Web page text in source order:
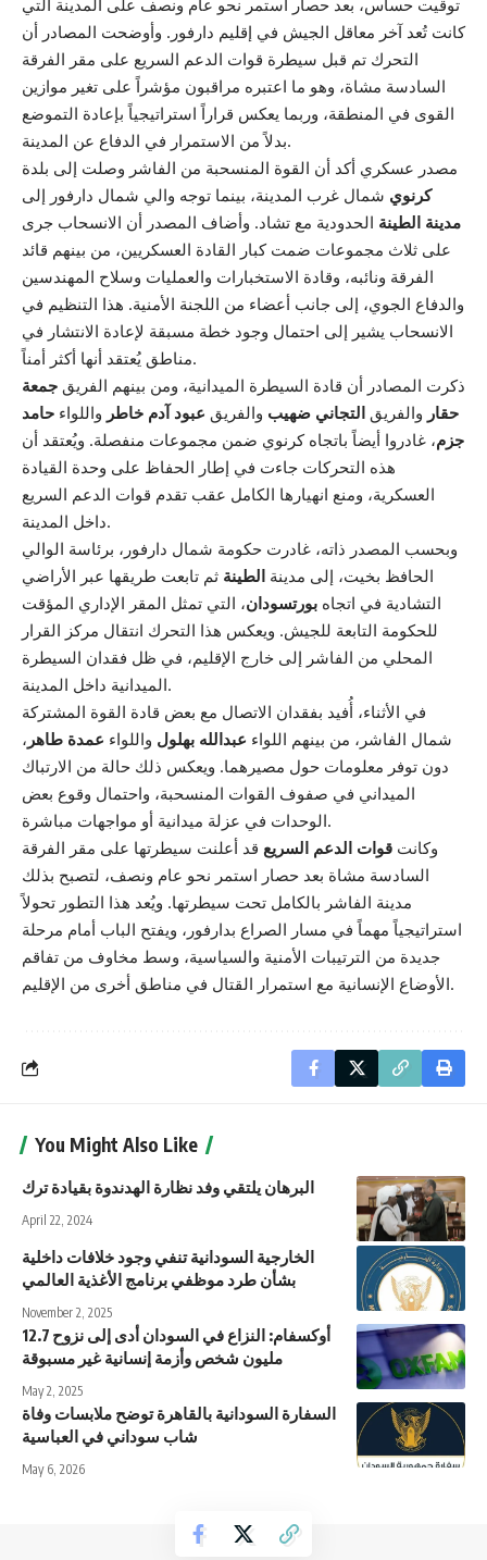
توقيت حساس، بعد حصار استمر نحو عام ونصف على المدينة التي
كانت تُعد آخر معاقل الجيش في إقليم دارفور. وأوضحت المصادر أن
التحرك تم قبل سيطرة قوات الدعم السريع على مقر الفرقة
السادسة مشاة، وهو ما اعتبره مراقبون مؤشراً على تغير موازين
القوى في المنطقة، وربما يعكس قراراً استراتيجياً بإعادة التموضع
بدلاً من الاستمرار في الدفاع عن المدينة.
مصدر عسكري أكد أن القوة المنسحبة من الفاشر وصلت إلى بلدة
كرنوي شمال غرب المدينة، بينما توجه والي شمال دارفور إلى
مدينة الطينة الحدودية مع تشاد. وأضاف المصدر أن الانسحاب جرى
على ثلاث مجموعات ضمت كبار القادة العسكريين، من بينهم قائد
الفرقة ونائبه، وقادة الاستخبارات والعمليات وسلاح المهندسين
والدفاع الجوي، إلى جانب أعضاء من اللجنة الأمنية. هذا التنظيم في
الانسحاب يشير إلى احتمال وجود خطة مسبقة لإعادة الانتشار في
مناطق يُعتقد أنها أكثر أمناً.
ذكرت المصادر أن قادة السيطرة الميدانية، ومن بينهم الفريق جمعة
حقار والفريق التجاني ضهيب والفريق عبود آدم خاطر واللواء حامد
جزم، غادروا أيضاً باتجاه كرنوي ضمن مجموعات منفصلة. ويُعتقد أن
هذه التحركات جاءت في إطار الحفاظ على وحدة القيادة
العسكرية، ومنع انهيارها الكامل عقب تقدم قوات الدعم السريع
داخل المدينة.
وبحسب المصدر ذاته، غادرت حكومة شمال دارفور، برئاسة الوالي
الحافظ بخيت، إلى مدينة الطينة ثم تابعت طريقها عبر الأراضي
التشادية في اتجاه بورتسودان، التي تمثل المقر الإداري المؤقت
للحكومة التابعة للجيش. ويعكس هذا التحرك انتقال مركز القرار
المحلي من الفاشر إلى خارج الإقليم، في ظل فقدان السيطرة
الميدانية داخل المدينة.
في الأثناء، أُفيد بفقدان الاتصال مع بعض قادة القوة المشتركة
شمال الفاشر، من بينهم اللواء عبدالله بهلول واللواء عمدة طاهر ،
دون توفر معلومات حول مصيرهما. ويعكس ذلك حالة من الارتباك
الميداني في صفوف القوات المنسحبة، واحتمال وقوع بعض
الوحدات في عزلة ميدانية أو مواجهات مباشرة.
وكانت قوات الدعم السريع قد أعلنت سيطرتها على مقر الفرقة
السادسة مشاة بعد حصار استمر نحو عام ونصف، لتصبح بذلك
مدينة الفاشر بالكامل تحت سيطرتها. ويُعد هذا التطور تحولاً
استراتيجياً مهماً في مسار الصراع بدارفور، ويفتح الباب أمام مرحلة
جديدة من الترتيبات الأمنية والسياسية، وسط مخاوف من تفاقم
الأوضاع الإنسانية مع استمرار القتال في مناطق أخرى من الإقليم.
You Might Also Like
البرهان يلتقي وفد نظارة الهدندوة بقيادة ترك
April 22, 2024
الخارجية السودانية تنفي وجود خلافات داخلية
بشأن طرد موظفي برنامج الأغذية العالمي
November 2, 2025
أوكسفام: النزاع في السودان أدى إلى نزوح 12.7
مليون شخص وأزمة إنسانية غير مسبوقة
May 2, 2025
السفارة السودانية بالقاهرة توضح ملابسات وفاة
شاب سوداني في العباسية
May 6, 2026